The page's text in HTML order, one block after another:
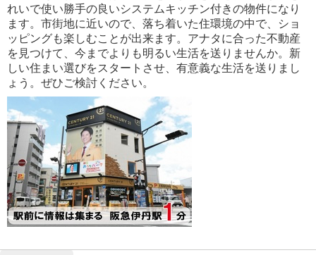
れいで使い勝手の良いシステムキッチン付きの物件になり
ます。市街地に近いので、落ち着いた住環境の中で、ショ
ッピングも楽しむことが出来ます。アナタに合った不動産
を見つけて、今までよりも明るい生活を送りませんか。新
しい住まい選びをスタートさせ、有意義な生活を送りまし
ょう。ぜひご検討ください。